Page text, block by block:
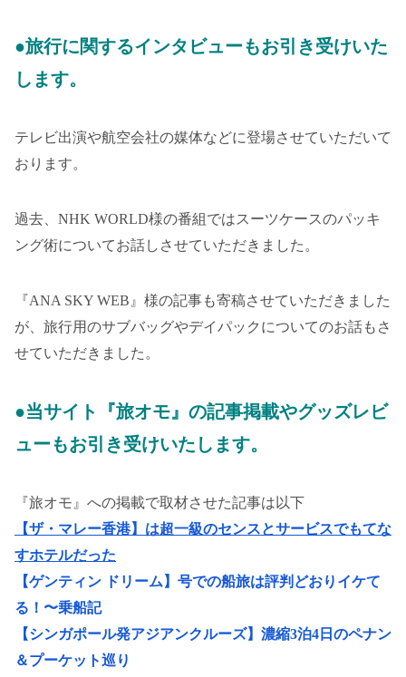
●旅行に関するインタビューもお引き受けいた
します。
テレビ出演や航空会社の媒体などに登場させていただいて
おります。
過去、NHK WORLD様の番組ではスーツケースのパッキ
ング術についてお話しさせていただきました。
『ANA SKY WEB』様の記事も寄稿させていただきました
が、旅行用のサブバッグやデイパックについてのお話もさ
せていただきました。
●当サイト『旅オモ』の記事掲載やグッズレビ
ューもお引き受けいたします。
『旅オモ』への掲載で取材させた記事は以下
【ザ・マレー香港】は超一級のセンスとサービスでもてな
すホテルだった
【ゲンティン ドリーム】号での船旅は評判どおりイケて
る！〜乗船記
【シンガポール発アジアンクルーズ】濃縮3泊4日のペナン
＆プーケット巡り